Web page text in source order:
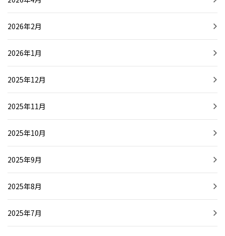
2026年2月
2026年1月
2025年12月
2025年11月
2025年10月
2025年9月
2025年8月
2025年7月